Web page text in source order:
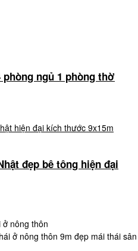
phòng ngủ 1 phòng thờ
đẹp bê tông hiện đại
ở nông thôn 9m đẹp mái thái